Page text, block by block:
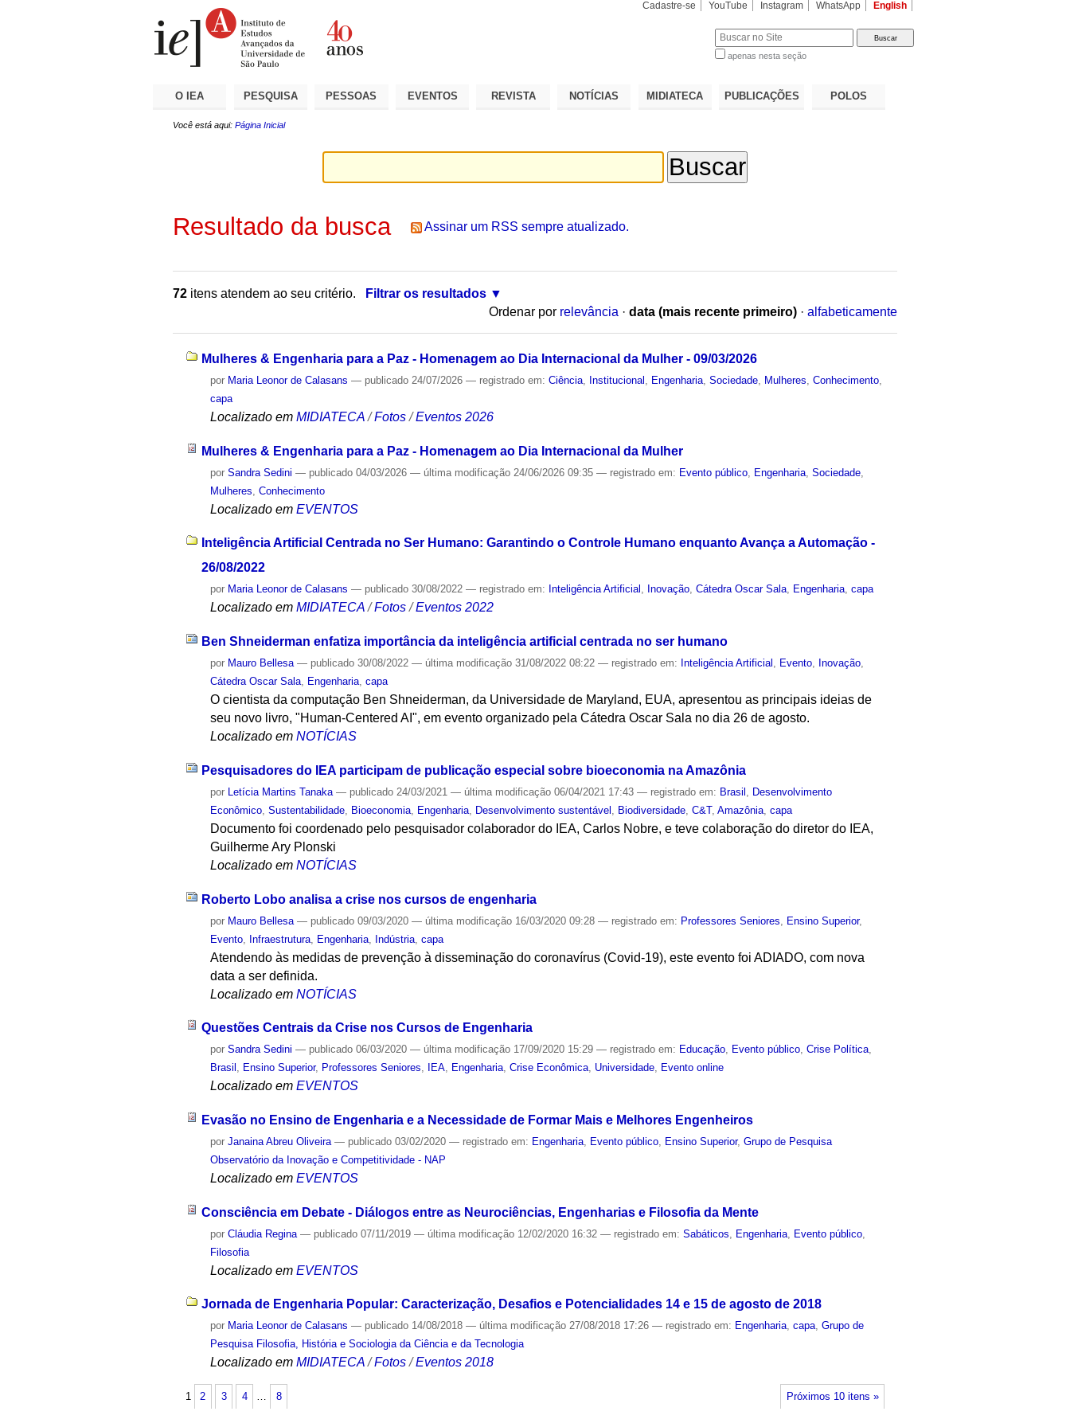
Cadastre-se YouTube Instagram WhatsApp English
apenas nesta seção
O IEA PESQUISA PESSOAS EVENTOS REVISTA NOTÍCIAS MIDIATECA PUBLICAÇÕES POLOS
Você está aqui: Página Inicial
Resultado da busca Assinar um RSS sempre atualizado.
72 itens atendem ao seu critério.
Filtrar os resultados
Ordenar por relevância · data (mais recente primeiro) · alfabeticamente
Mulheres & Engenharia para a Paz - Homenagem ao Dia Internacional da Mulher - 09/03/2026
por Maria Leonor de Calasans — publicado 24/07/2026— registrado em:Ciência Institucional Engenharia ,Sociedade Mulheres ,Conhecimento
capa
Localizado em MIDIATECA /Fotos /Eventos 2026
Mulheres & Engenharia para a Paz - Homenagem ao Dia Internacional da Mulher
porSandra Sedini — publicado 04/03/2026— última modificação 24/06/2026 09:35— registrado em: Evento público Engenharia ,Sociedade
Mulheres ,Conhecimento
Localizado em EVENTOS
Inteligência Artificial Centrada no Ser Humano: Garantindo o Controle Humano enquanto Avança a Automação -
26/08/2022
por Maria Leonor de Calasans — publicado 30/08/2022— registrado em: Inteligência Artificial , Inovação,Cátedra Oscar Sala, Engenharia,capa
Localizado em MIDIATECA /Fotos /Eventos 2022
Ben Shneiderman enfatiza importância da inteligência artificial centrada no ser humano
por Mauro Bellesa — publicado 30/08/2022— última modificação 31/08/2022 08:22— registrado em: Inteligência Artificial , Evento, Inovação,
Cátedra Oscar Sala, Engenharia,capa
O cientista da computação Ben Shneiderman, da Universidade de Maryland, EUA, apresentou as principais ideias de
seu novo livro, "Human-Centered AI", em evento organizado pela Cátedra Oscar Sala no dia 26 de agosto.
Localizado em NOTÍCIAS
Pesquisadores do IEA participam de publicação especial sobre bioeconomia na Amazônia
por Letícia Martins Tanaka — publicado 24/03/2021— última modificação 06/04/2021 17:43— registrado em: Brasil
Desenvolvimento
Econômico ,Sustentabilidade Bioeconomia Engenharia Desenvolvimento sustentável Biodiversidade ,C&T,Amazônia ,capa
Documento foi coordenado pelo pesquisador colaborador do IEA, Carlos Nobre, e teve colaboração do diretor do IEA,
Guilherme Ary Plonski
Localizado em NOTÍCIAS
Roberto Lobo analisa a crise nos cursos de engenharia
por Mauro Bellesa — publicado 09/03/2020— última modificação 16/03/2020 09:28— registrado em: Professores Seniores Ensino Superior,
Evento Infraestrutura Engenharia Indústria ,capa
Atendendo às medidas de prevenção à disseminação do coronavírus (Covid-19), este evento foi ADIADO, com nova
data a ser definida.
Localizado em NOTÍCIAS
Questões Centrais da Crise nos Cursos de Engenharia
porSandra Sedini — publicado 06/03/2020— última modificação 17/09/2020 15:29— registrado em: Educação, Evento público,Crise Política,
Brasil , Ensino Superior, Professores Seniores, IEA, Engenharia,Crise Econômica, Universidade, Evento online
Localizado em EVENTOS
Evasão no Ensino de Engenharia e a Necessidade de Formar Mais e Melhores Engenheiros
porJanaina Abreu Oliveira — publicado 03/02/2020— registrado em: Engenharia Evento público Ensino Superior,Grupo de Pesquisa
Observatório da Inovação e Competitividade - NAP
Localizado em EVENTOS
Consciência em Debate - Diálogos entre as Neurociências, Engenharias e Filosofia da Mente
porCláudia Regina — publicado 07/11/2019— última modificação 12/02/2020 16:32— registrado em:Sabáticos Engenharia Evento público
Filosofia
Localizado em EVENTOS
Jornada de Engenharia Popular: Caracterização, Desafios e Potencialidades 14 e 15 de agosto de 2018
por Maria Leonor de Calasans — publicado 14/08/2018— última modificação 27/08/2018 17:26— registrado em: Engenharia,capa,Grupo de
Pesquisa Filosofia, História e Sociologia da Ciência e da Tecnologia
Localizado em MIDIATECA /Fotos /Eventos 2018
Próximos 10 itens »
1 2 3 4 8